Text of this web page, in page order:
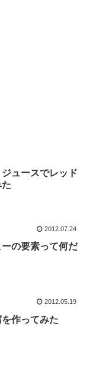
ュースでレッド
2012.07.24
の要素って何だ
2012.05.19
作ってみた